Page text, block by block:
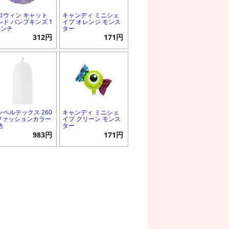
ウィン キャット
ド パンプキンズ 1
チ
312円
キャンディ ミニシェ
イプ オレンジ モンス
ター
171円
ペルテックス 260
ァッションカラー
983円
キャンディ ミニシェ
イプ グリーン モンス
ター
171円